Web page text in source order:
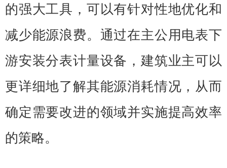
的强大工具，可以有针对性地优化和
减少能源浪费。通过在主公用电表下
游安装分表计量设备，建筑业主可以
更详细地了解其能源消耗情况，从而
确定需要改进的领域并实施提高效率
的策略。